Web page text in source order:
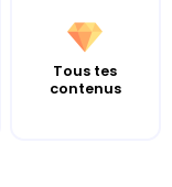
Tous tes
contenus